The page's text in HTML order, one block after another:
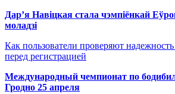
Дар’я Навіцкая стала чэмпіёнкай
моладзі
Как пользователи проверяют
перед регистрацией
Международный чемпионат по
Гродно 25 апреля